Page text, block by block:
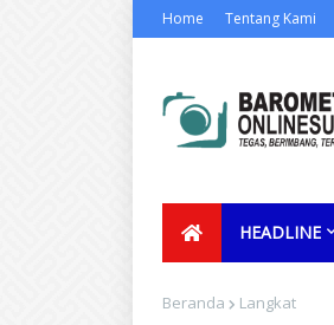
Home Tentang Kami
HEADLINE
Beranda Langkat